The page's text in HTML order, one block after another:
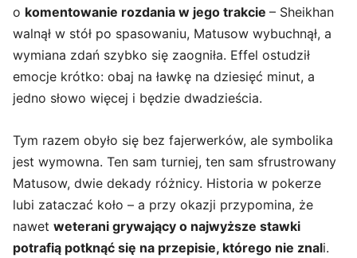
o komentowanie rozdania w jego trakcie – Sheikhan
walnął w stół po spasowaniu, Matusow wybuchnął, a
wymiana zdań szybko się zaogniła. Effel ostudził
emocje krótko: obaj na ławkę na dziesięć minut, a
jedno słowo więcej i będzie dwadzieścia.
Tym razem obyło się bez fajerwerków, ale symbolika
jest wymowna. Ten sam turniej, ten sam sfrustrowany
Matusow, dwie dekady różnicy. Historia w pokerze
lubi zataczać koło – a przy okazji przypomina, że
nawet weterani grywający o najwyższe stawki
potrafią potknąć się na przepisie, którego nie znali.